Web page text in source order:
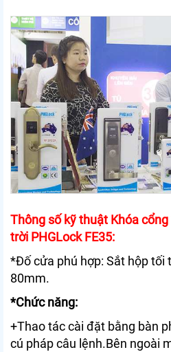
Thông số kỹ thuật Khóa
trời PHGLock FE35:
*Đố cửa phú hợp: Sắt hộp tối
80mm.
*Chức năng:
+Thao tác cài đặt bằng bàn
cú pháp câu lệnh.Bên ngoài